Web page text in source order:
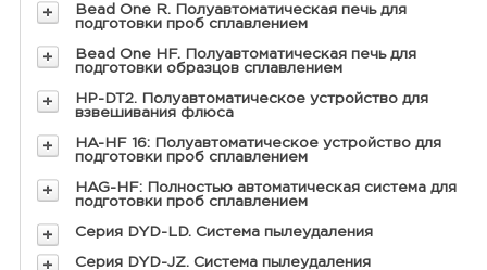
Bead One R. Полуавтоматическая печь для
подготовки проб сплавлением
Bead One HF. Полуавтоматическая печь для
подготовки образцов сплавлением
HP-DT2. Полуавтоматическое устройство для
взвешивания флюса
HA-HF 16: Полуавтоматическое устройство для
подготовки проб сплавлением
HAG-HF: Полностью автоматическая система для
подготовки проб сплавлением
Серия DYD-LD. Система пылеудаления
Серия DYD-JZ. Система пылеудаления